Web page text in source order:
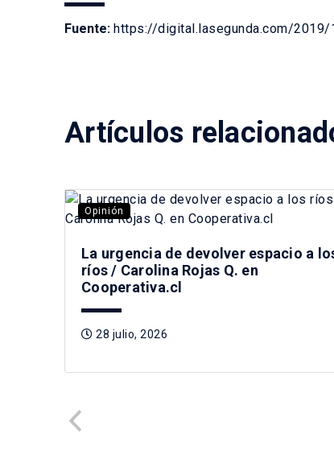
Fuente: https://digital.lasegunda.com/
Artículos
Opinión
La urgencia de devolver espacio a
ríos / Carolina Rojas Q. en
Cooperativa.cl
28 julio, 2026